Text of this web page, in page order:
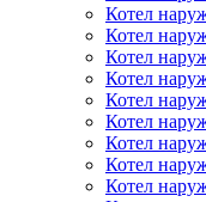
Котел
Котел
Котел
Котел
Котел
Котел
Котел
Котел
Котел